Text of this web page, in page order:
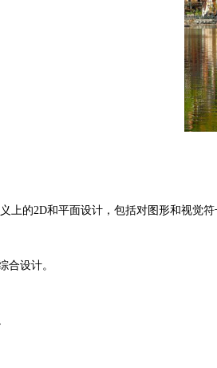
上的2D和平面设计，包括对图形和视觉
合设计。